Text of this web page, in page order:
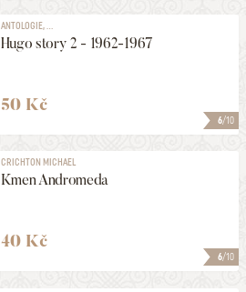
6/10
ANTOLOGIE, ...
Hugo story 2 - 1962-1967
50 Kč
6/10
CRICHTON MICHAEL
Kmen Andromeda
40 Kč